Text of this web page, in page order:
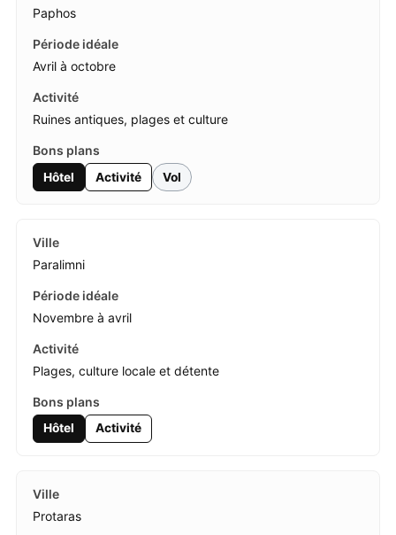
Paphos
Avril à octobre
Ruines antiques, plages et culture
Hôtel Activité Vol
Paralimni
Novembre à avril
Plages, culture locale et détente
Hôtel Activité
Protaras